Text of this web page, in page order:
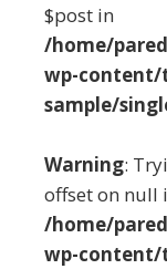
$post in
/home/
wp-content/
sample/
Warning:
offset on null
/home/
wp-content/